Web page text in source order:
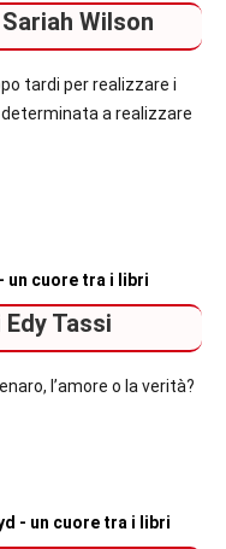
Wilson
tardi per realizzare i
a realizzare
Tassi
l’amore o la verità?